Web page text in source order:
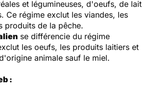
et légumineuses, d'oeufs, de lait
Ce régime exclut les viandes, les
produits de la pêche.
se différencie du régime
les oeufs, les produits laitiers et
animale sauf le miel.
: